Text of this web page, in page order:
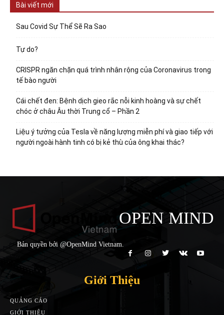
Bài viết mới
Sau Covid Sự Thể Sẽ Ra Sao
Tự do?
CRISPR ngăn chặn quá trình nhân rộng của Coronavirus trong
tế bào người
Cái chết đen: Bệnh dịch gieo rắc nỗi kinh hoàng và sự chết
chóc ở châu Âu thời Trung cổ – Phần 2
Liệu ý tưởng của Tesla về năng lượng miễn phí và giao tiếp với
người ngoài hành tinh có bị kẻ thù của ông khai thác?
OPEN MIND
Bản quyền bởi @OpenMind Vietnam.
Giới Thiệu
QUẢNG CÁO
GIỚI THIỆU